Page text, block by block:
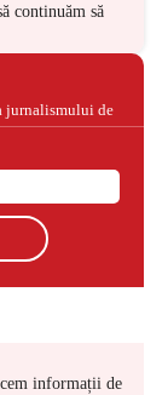
continuăm să
jurnalismului de
informații de